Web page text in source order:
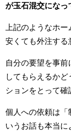
が玉石混交になっ
上記のようなホ
安くても外注する
自分の要望を事
してもらえるか
ションをとって確
個人への依頼は「
いうお話も本当に